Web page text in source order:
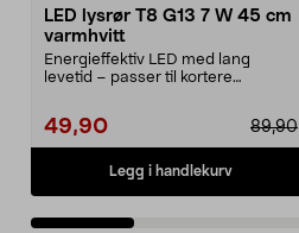
LED lysrør T8 G13 7 W 45 cm
varmhvitt
Energieffektiv LED med lang
levetid – passer til kortere
49,90 89,90
Legg i handlekurv